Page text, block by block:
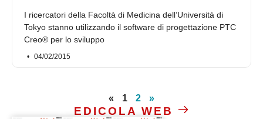
I ricercatori della Facoltà di Medicina dell’Università di
Tokyo stanno utilizzando il software di progettazione PTC
Creo® per lo sviluppo
04/02/2015
« 1 2 »
EDICOLA WEB